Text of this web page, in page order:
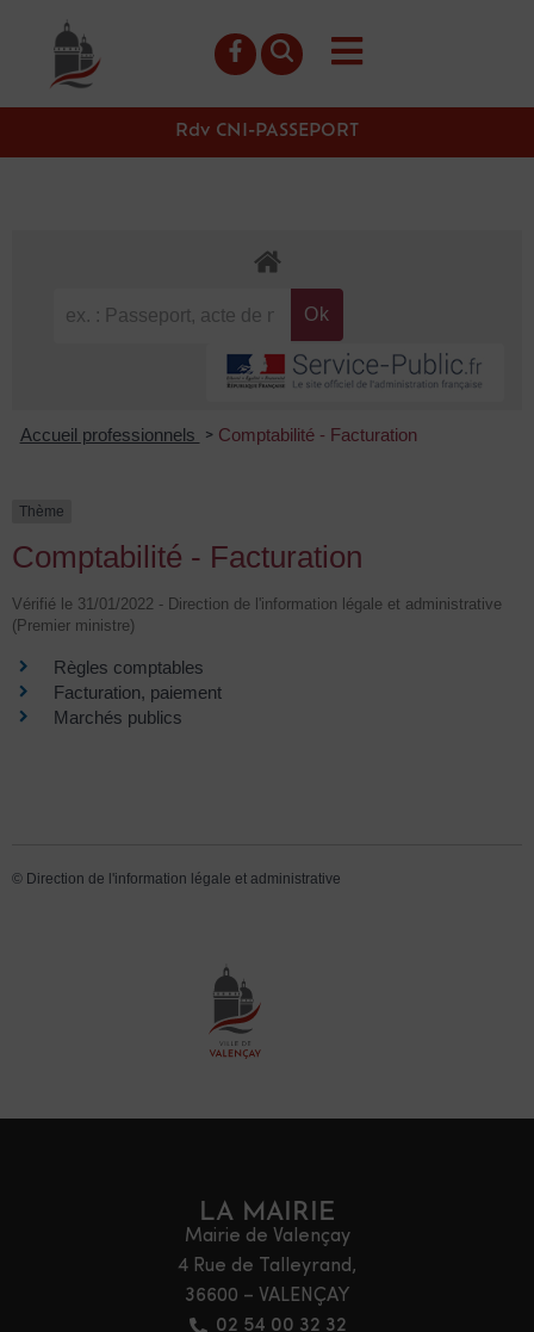
principal
Rdv CNI-PASSEPORT
Accueil professionnels > Comptabilité - Facturation
Thème
Comptabilité - Facturation
Vérifié le 31/01/2022 - Direction de l'information légale et administrative
(Premier ministre)
Règles comptables
Facturation, paiement
Marchés publics
© Direction de l'information légale et administrative
LA MAIRIE
Mairie de Valençay
4 Rue de Talleyrand,
36600 – VALENÇAY
02 54 00 32 32